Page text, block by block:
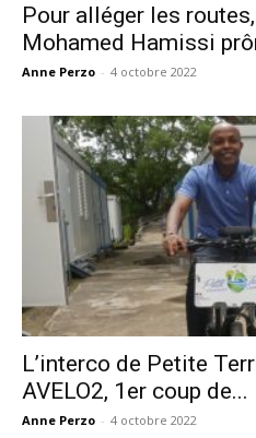
Pour alléger les
Mohamed Hamissi
Anne Perzo - 4 octobre 2022
L’interco de Petite
AVELO2, 1er coup de...
Anne Perzo - 4 octobre 2022